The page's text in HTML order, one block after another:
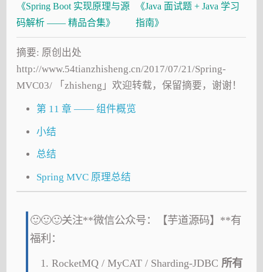
《Spring Boot 实现原理与源
码解析 —— 精品合集》
《Java 面试题 + Java 学习
指南》
摘要: 原创出处
http://www.54tianzhisheng.cn/2017/07/21/Spring-
MVC03/ 「zhisheng」欢迎转载，保留摘要，谢谢！
第 11 章 —— 组件概览
小结
总结
Spring MVC 原理总结
🙂🙂🙂关注**微信公众号：【芋道源码】**有
福利：
RocketMQ / MyCAT / Sharding-JDBC 所有